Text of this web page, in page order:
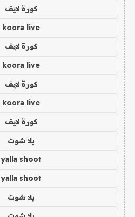
كورة لايف
koora live
كورة لايف
koora live
كورة لايف
koora live
كورة لايف
يلا شوت
yalla shoot
yalla shoot
يلا شوت